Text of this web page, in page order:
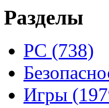
Разделы
PC (738)
Игры